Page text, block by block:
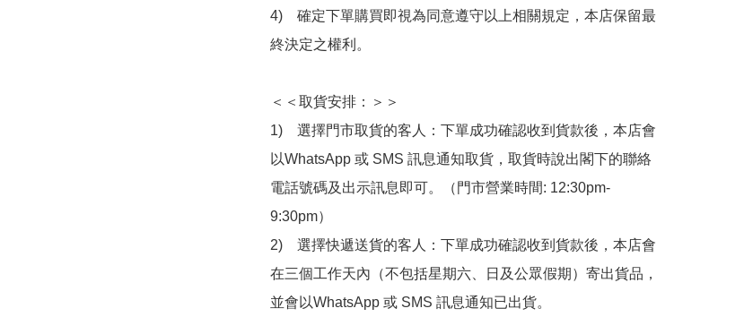
4)　確定下單購買即視為同意遵守以上相關規定，本店保留最
終決定之權利。
＜＜取貨安排：＞＞
1)　選擇門市取貨的客人：下單成功確認收到貨款後，本店會
以WhatsApp 或 SMS 訊息通知取貨，取貨時說出閣下的聯絡
電話號碼及出示訊息即可。（門市營業時間: 12:30pm-
9:30pm）
2)　選擇快遞送貨的客人：下單成功確認收到貨款後，本店會
在三個工作天內（不包括星期六、日及公眾假期）寄出貨品，
並會以WhatsApp 或 SMS 訊息通知已出貨。